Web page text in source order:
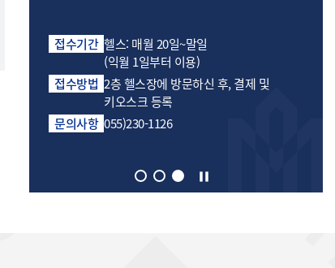
접수기간 헬스: 매월 20일~말일
(익월 1일부터 이용)
접수방법 2층 헬스장에 방문하신 후, 결제 및
키오스크 등록
문의사항 055)230-1126
1 2 3 pause